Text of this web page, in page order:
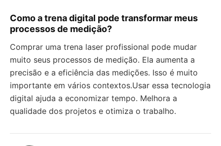
Como a trena digital pode transformar meus
processos de medição?
Comprar uma trena laser profissional pode mudar
muito seus processos de medição. Ela aumenta a
precisão e a eficiência das medições. Isso é muito
importante em vários contextos.Usar essa tecnologia
digital ajuda a economizar tempo. Melhora a
qualidade dos projetos e otimiza o trabalho.